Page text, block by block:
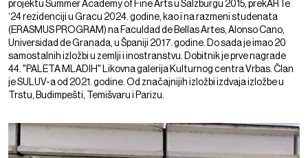
projektu Summer Academy of Fine Arts u Salzburgu 2015, prekARTe
‘24 rezidenciji u Gracu 2024. godine, kao i na razmeni studenata
(ERASMUS PROGRAM) na Faculdad de Bellas Artes, Alonso Cano,
Universidad de Granada, u Španiji 2017. godine. Do sada je imao 20
samostalnih izložbi u zemlji i inostranstvu. Dobitnik je prve nagrade
44. "PALETA MLADIH" Likovna galerija Kulturnog centra Vrbas. Član
je SULUV-a od 2021. godine. Od značajnijih izložbi izdvaja izložbe u
Trstu, Budimpešti, Temišvaru i Parizu.